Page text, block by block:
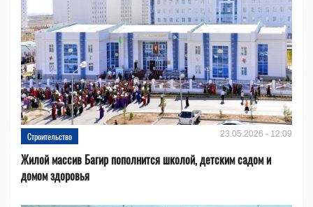
Строительство 23.05.2026 - 12:09
Жилой массив Багир пополнится школой, детским садом и
домом здоровья